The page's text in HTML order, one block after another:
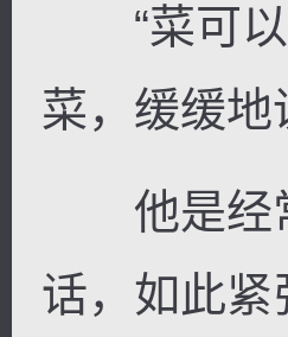
“菜可以
菜，缓缓地
他是经常
话，如此